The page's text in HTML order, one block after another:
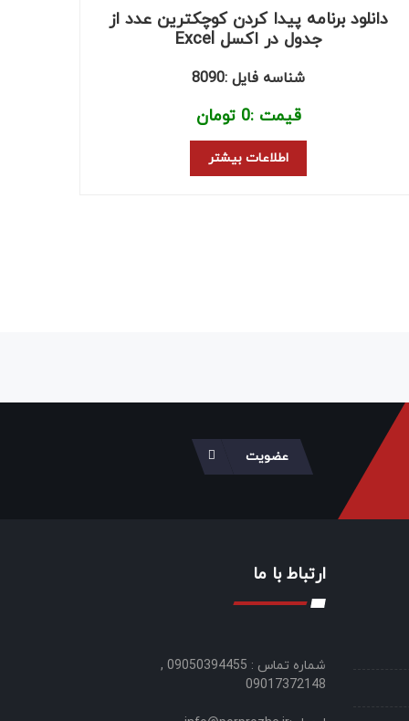
دانلود برنامه پیدا کردن کوچکترین عدد از
جدول در اکسل Excel
شناسه فایل :8090
قیمت :0 تومان
اطلاعات بیشتر
عضویت
ارتباط با ما
شماره تماس : 09050394455 ,
09017372148